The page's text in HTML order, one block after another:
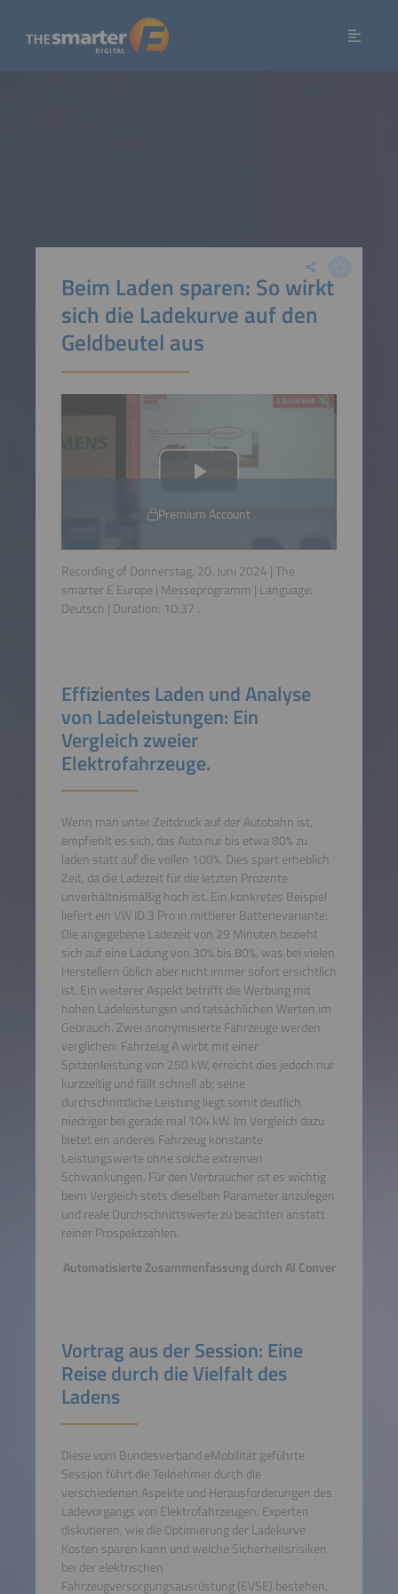
Beim Laden sparen: So wirkt
sich die Ladekurve auf den
Geldbeutel aus
Premium Account
Recording of Donnerstag, 20. Juni 2024 | The
smarter E Europe | Messeprogramm | Language:
Deutsch | Duration: 10:37 .
Effizientes Laden und Analyse
von Ladeleistungen: Ein
Vergleich zweier
Elektrofahrzeuge.
Wenn man unter Zeitdruck auf der Autobahn ist,
empfiehlt es sich, das Auto nur bis etwa 80% zu
laden statt auf die vollen 100%. Dies spart erheblich
Zeit, da die Ladezeit für die letzten Prozente
unverhältnismäßig hoch ist. Ein konkretes Beispiel
liefert ein VW ID.3 Pro in mittlerer Batterievariante:
Die angegebene Ladezeit von 29 Minuten bezieht
sich auf eine Ladung von 30% bis 80%, was bei vielen
Herstellern üblich aber nicht immer sofort ersichtlich
ist. Ein weiterer Aspekt betrifft die Werbung mit
hohen Ladeleistungen und tatsächlichen Werten im
Gebrauch. Zwei anonymisierte Fahrzeuge werden
verglichen: Fahrzeug A wirbt mit einer
Spitzenleistung von 250 kW, erreicht dies jedoch nur
kurzzeitig und fällt schnell ab; seine
durchschnittliche Leistung liegt somit deutlich
niedriger bei gerade mal 104 kW. Im Vergleich dazu
bietet ein anderes Fahrzeug konstante
Leistungswerte ohne solche extremen
Schwankungen. Für den Verbraucher ist es wichtig
beim Vergleich stets dieselben Parameter anzulegen
und reale Durchschnittswerte zu beachten anstatt
reiner Prospektzahlen.
Automatisierte Zusammenfassung durch AI Conver
Vortrag aus der Session: Eine
Reise durch die Vielfalt des
Ladens
Diese vom Bundesverband eMobilität geführte
Session führt die Teilnehmer durch die
verschiedenen Aspekte und Herausforderungen des
Ladevorgangs von Elektrofahrzeugen. Experten
diskutieren, wie die Optimierung der Ladekurve
Kosten sparen kann und welche Sicherheitsrisiken
bei der elektrischen
Fahrzeugversorgungsausrüstung (EVSE) bestehen,